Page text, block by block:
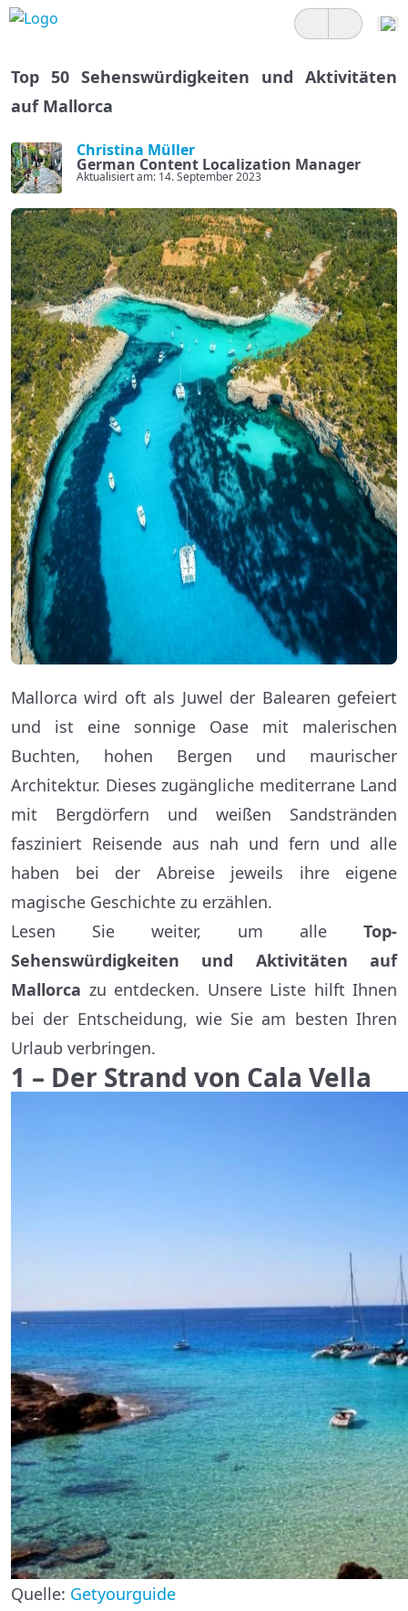
Top 50 Sehenswürdigkeiten und Aktivitäten
auf Mallorca
Christina Müller
German Content Localization Manager
Aktualisiert am: 14. September 2023
Mallorca wird oft als Juwel der Balearen gefeiert
und ist eine sonnige Oase mit malerischen
Buchten, hohen Bergen und maurischer
Architektur. Dieses zugängliche mediterrane Land
mit Bergdörfern und weißen Sandstränden
fasziniert Reisende aus nah und fern und alle
haben bei der Abreise jeweils ihre eigene
magische Geschichte zu erzählen.
Lesen Sie weiter, um alle Top-
Sehenswürdigkeiten und Aktivitäten auf
Mallorca zu entdecken. Unsere Liste hilft Ihnen
bei der Entscheidung, wie Sie am besten Ihren
Urlaub verbringen.
1 – Der Strand von Cala Vella
Quelle: Getyourguide